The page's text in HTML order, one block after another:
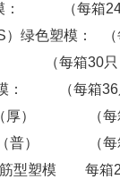
（每箱
绿色塑模：
（每箱30只
： （每箱36
（厚） （
（普） （
型塑模 每箱